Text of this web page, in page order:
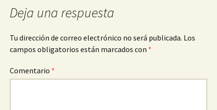
Deja una respuesta
Tu dirección de correo electrónico no será publicada. Los
campos obligatorios están marcados con *
Comentario *